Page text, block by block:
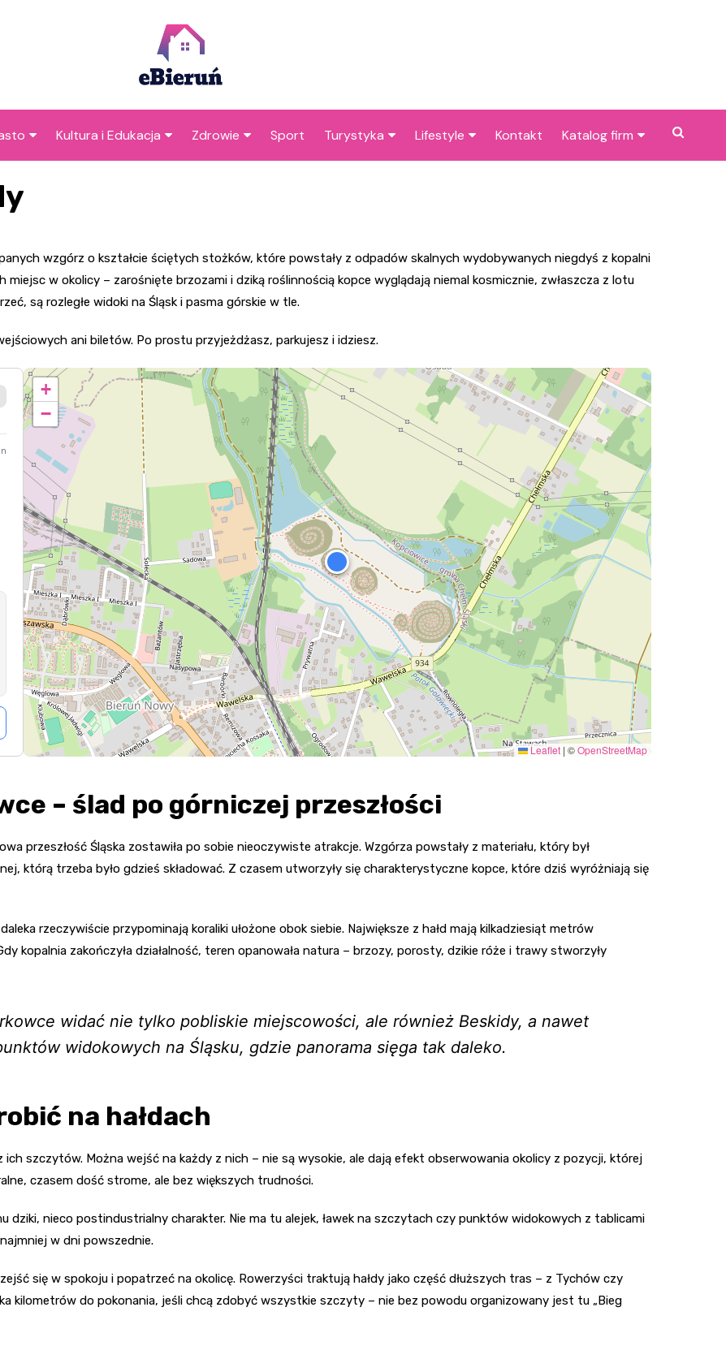
i polityka
i ekologia
Kultura i Edukacja
Szkoły i przedszkola
Uczelnie i nauka
Zdrowie Sport Turystyka Lifestyle
Dom i ogród
Pozostałe
Kontakt Katalog firm
Prawo i finanse
Sport i rozrywka
Zwierzęta
Sklepy specjalistyczne
Sieci handlowe
Usługi
wzgórz o kształcie ściętych stożków, które powstały z odpadów skalnych wydobywanych niegdyś z kopalni
w okolicy – zarośnięte brzozami i dziką roślinnością kopce wyglądają niemal kosmicznie, zwłaszcza z lotu
są rozległe widoki na Śląsk i pasma górskie w tle.
ani biletów. Po prostu przyjeżdżasz, parkujesz i idziesz.
+
−
Leaflet | ©OpenStreetMap
– ślad po górniczej przeszłości
przeszłość Śląska zostawiła po sobie nieoczywiste atrakcje. Wzgórza powstały z materiału, który był
którą trzeba było gdzieś składować. Z czasem utworzyły się charakterystyczne kopce, które dziś wyróżniają się
rzeczywiście przypominają koraliki ułożone obok siebie. Największe z hałd mają kilkadziesiąt metrów
kopalnia zakończyła działalność, teren opanowała natura – brzozy, porosty, dzikie róże i trawy stworzyły
widać nie tylko pobliskie miejscowości, ale również Beskidy, a nawet
widokowych na Śląsku, gdzie panorama sięga tak daleko.
na hałdach
ich szczytów. Można wejść na każdy z nich – nie są wysokie, ale dają efekt obserwowania okolicy z pozycji, której
czasem dość strome, ale bez większych trudności.
dziki, nieco postindustrialny charakter. Nie ma tu alejek, ławek na szczytach czy punktów widokowych z tablicami
w dni powszednie.
się w spokoju i popatrzeć na okolicę. Rowerzyści traktują hałdy jako część dłuższych tras – z Tychów czy
kilometrów do pokonania, jeśli chcą zdobyć wszystkie szczyty – nie bez powodu organizowany jest tu „Bieg